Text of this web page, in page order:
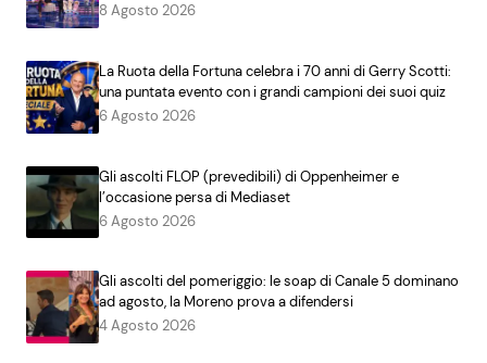
8 Agosto 2026
La Ruota della Fortuna celebra i 70 anni di Gerry Scotti:
una puntata evento con i grandi campioni dei suoi quiz
6 Agosto 2026
Gli ascolti FLOP (prevedibili) di Oppenheimer e
l’occasione persa di Mediaset
6 Agosto 2026
Gli ascolti del pomeriggio: le soap di Canale 5 dominano
ad agosto, la Moreno prova a difendersi
4 Agosto 2026